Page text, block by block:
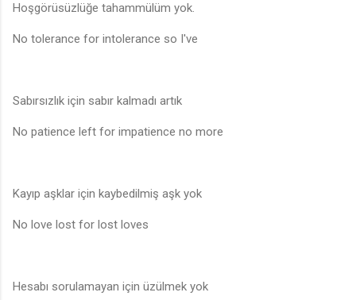
Hoşgörüsüzlüğe tahammülüm yok.
No tolerance for intolerance so I've
Sabırsızlık için sabır kalmadı artık
No patience left for impatience no more
Kayıp aşklar için kaybedilmiş aşk yok
No love lost for lost loves
Hesabı sorulamayan için üzülmek yok